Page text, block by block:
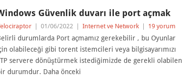
Güvenlik duvarı ile port açmak
01/06/2022 Internet ve Network 19 yorum
durumlarda Port açmamız gerekebilir , bu Oyunlar
olabileceği gibi torent istemcileri veya bilgisayarımızı
servere dönüştürmek istediğimizde de gerekli olabilen
durumdur. Daha önceki